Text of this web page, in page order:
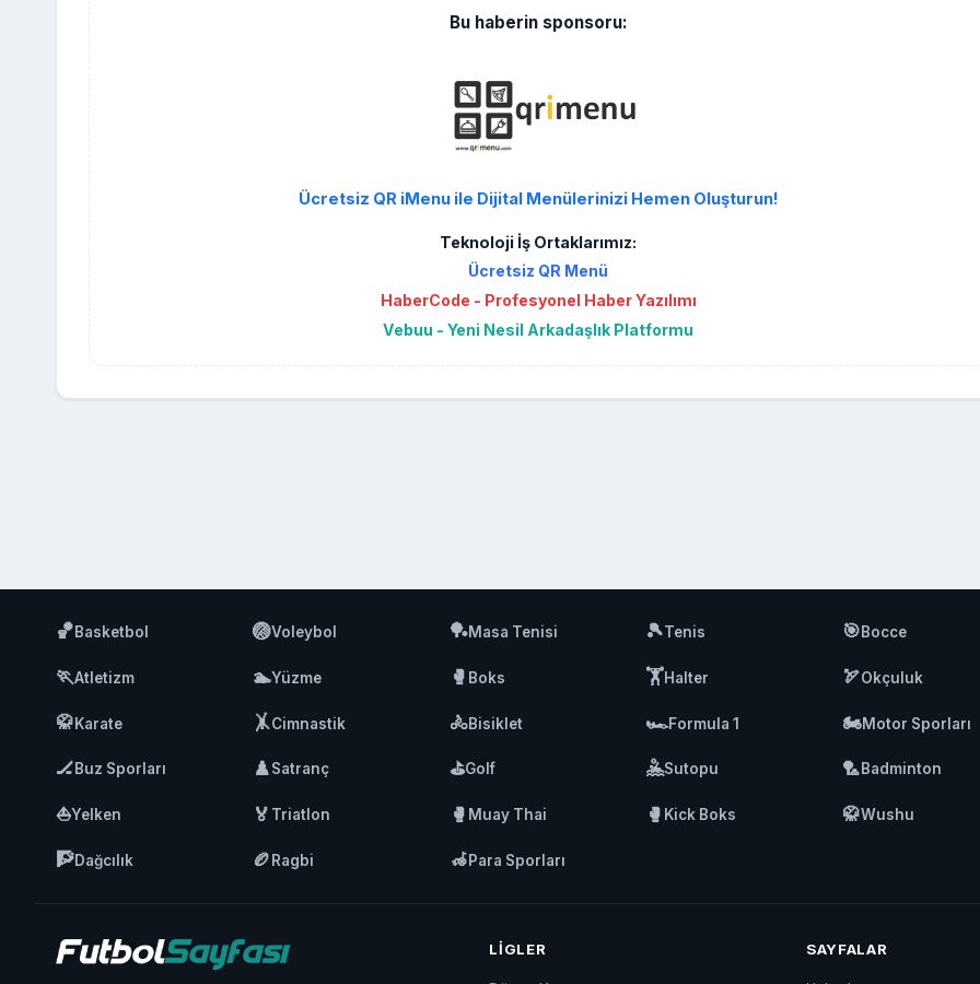
Bu haberin sponsoru:
Ücretsiz QR iMenu ile Dijital Menülerinizi Hemen Oluşturun!
Teknoloji İş Ortaklarımız:
Ücretsiz QR Menü
HaberCode - Profesyonel Haber Yazılımı
Vebuu - Yeni Nesil Arkadaşlık Platformu
🏀Basketbol 🏐Voleybol 🏓Masa Tenisi 🎾Tenis 🎯Bocce
🏃Atletizm 🏊Yüzme 🥊 Boks 🏋️Halter 🏹Okçuluk
🥋Karate 🤸Cimnastik 🚴Bisiklet 🏎️Formula 1 🏍️Motor Sporları
🏒Buz Sporları ♟️Satranç ⛳Golf 🤽Sutopu 🏸Badminton
⛵Yelken 🏅 Triatlon 🥊 Muay Thai 🥊 Kick Boks 🥋Wushu
🧗Dağcılık 🏉 Ragbi 🦽Para Sporları
LIGLER SAYFALAR